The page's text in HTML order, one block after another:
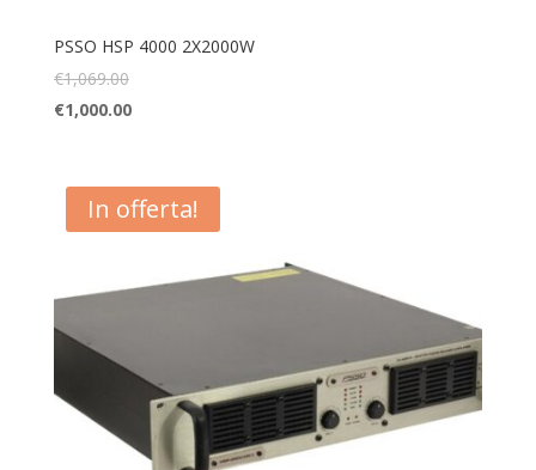
PSSO HSP 4000 2X2000W
€1,069.00
€1,000.00
In offerta!